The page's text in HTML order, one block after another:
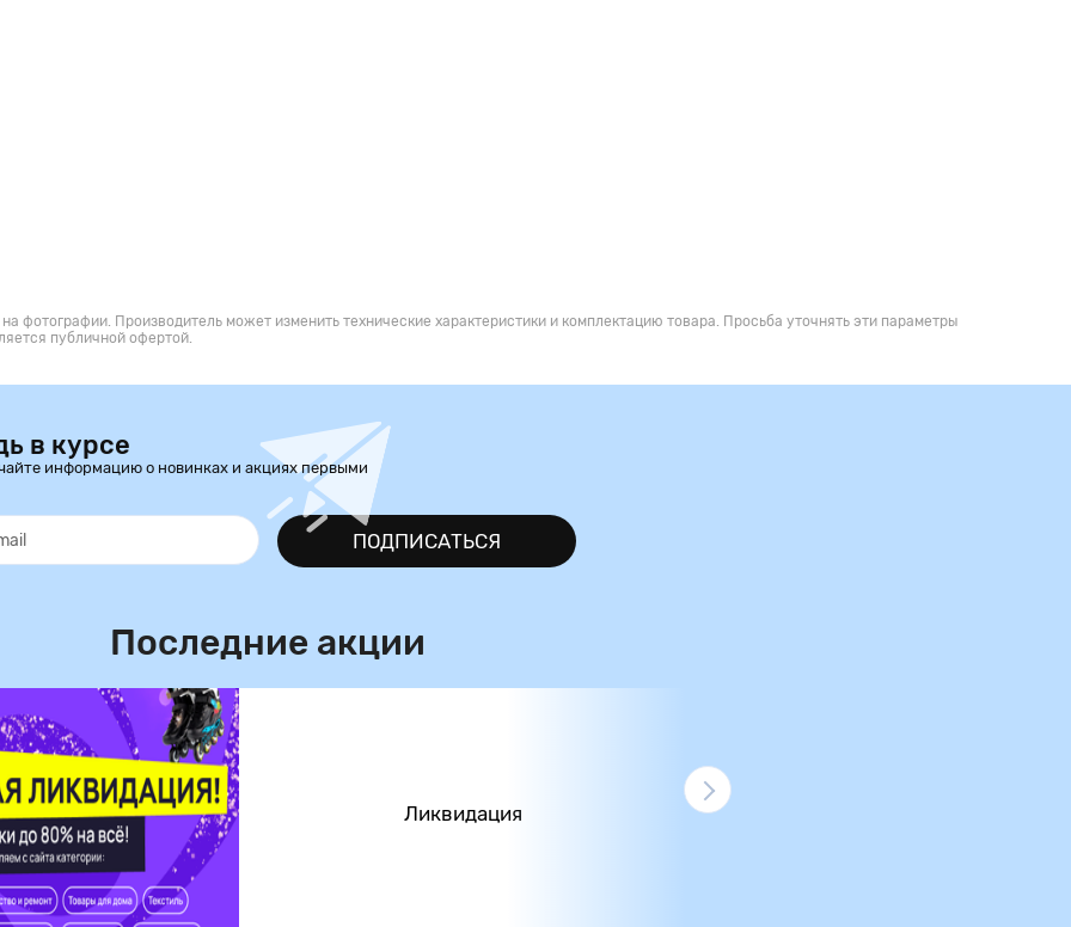
фотографии. Производитель может изменить технические характеристики и комплектацию товара. Просьба уточнять эти параметры
публичной офертой.
в курсе
информацию о новинках и акциях первыми
ПОДПИСАТЬСЯ
Последние акции
Ликвидация